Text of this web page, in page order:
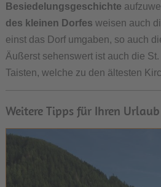
Besiedelungsgeschichte
des kleinen Dorfes weisen auch
einst das Dorf umgaben, so auch
Äußerst sehenswert ist auch die
Taisten, welche zu den ältesten
Weitere Tipps für Ihren Urlaub